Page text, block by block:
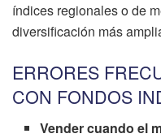
índices regionales o de
diversificación más
ERRORES
CON FONDOS
Vender cuando el